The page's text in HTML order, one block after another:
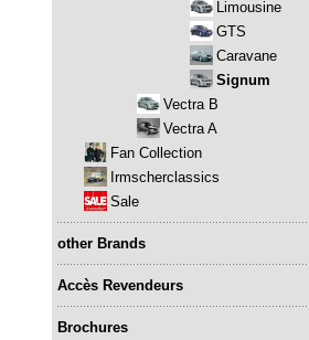
Limousine
GTS
Caravane
Signum
Vectra B
Vectra A
Fan Collection
Irmscherclassics
Sale
other Brands
Accès Revendeurs
Brochures